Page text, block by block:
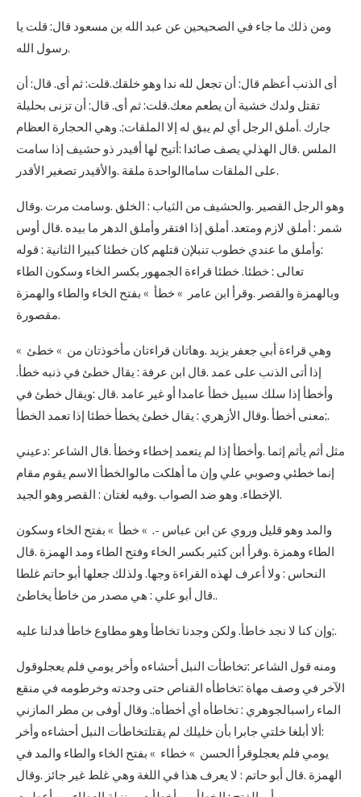
ومن ذلك ما جاء في الصحيحين عن عبد الله بن مسعود قال: قلت يا
رسول الله.
أى الذنب أعظم قال: أن تجعل لله ندا وهو خلقك.قلت: ثم أى. قال: أن
تقتل ولدك خشية أن يطعم معك.قلت: ثم أى. قال: أن تزنى بحليلة
جارك .أملق الرجل أي لم يبق له إلا الملقات;. وهي الحجارة العظام
الملس .قال الهذلي يصف صائدا :أتيح لها أقيدر ذو حشيف إذا سامت
على الملقات ساماالواحدة ملقة .والأقيدر تصغير الأقدر.
وهو الرجل القصير .والحشيف من الثياب : الخلق .وسامت مرت .وقال
شمر : أملق لازم ومتعد. أملق إذا افتقر وأملق الدهر ما بيده .قال أوس
:وأملق ما عندي خطوب تنبلإن قتلهم كان خطئا كبيرا الثانية : قوله
تعالى : خطئا. خطئا قراءة الجمهور بكسر الخاء وسكون الطاء
وبالهمزة والقصر .وقرأ ابن عامر » خطأ » بفتح الخاء والطاء والهمزة
مقصورة.
وهي قراءة أبي جعفر يزيد .وهاتان قراءتان مأخوذتان من » خطئ »
إذا أتى الذنب على عمد .قال ابن عرفة : يقال خطئ في ذنبه خطأ.
وأخطأ إذا سلك سبيل خطأ عامدا أو غير عامد .قال :ويقال خطئ في
معنى أخطأ .وقال الأزهري : يقال خطئ يخطأ خطئا إذا تعمد الخطأ;.
مثل أثم يأثم إثما .وأخطأ إذا لم يتعمد إخطاء وخطأ .قال الشاعر :دعيني
إنما خطئي وصوبي علي وإن ما أهلكت مالوالخطأ الاسم يقوم مقام
الإخطاء. وهو ضد الصواب .وفيه لغتان : القصر وهو الجيد.
والمد وهو قليل وروي عن ابن عباس -. » خطأ » بفتح الخاء وسكون
الطاء وهمزة .وقرأ ابن كثير بكسر الخاء وفتح الطاء ومد الهمزة .قال
النحاس : ولا أعرف لهذه القراءة وجها. ولذلك جعلها أبو حاتم غلطا
.قال أبو علي : هي مصدر من خاطأ يخاطئ.
وإن كنا لا نجد خاطأ. ولكن وجدنا تخاطأ وهو مطاوع خاطأ فدلنا عليه;.
ومنه قول الشاعر :تخاطأت النبل أحشاءه وأخر يومي فلم يعجلوقول
الآخر في وصف مهاة :تخاطأه القناص حتى وجدته وخرطومه في منقع
الماء راسبالجوهري : تخاطأه أي أخطأه;. وقال أوفى بن مطر المازني
:ألا أبلغا خلتي جابرا بأن خليلك لم يقتلتخاطأت النبل أحشاءه وأخر
يومي فلم يعجلوقرأ الحسن » خطاء » بفتح الخاء والطاء والمد في
الهمزة .قال أبو حاتم : لا يعرف هذا في اللغة وهي غلط غير جائز .وقال